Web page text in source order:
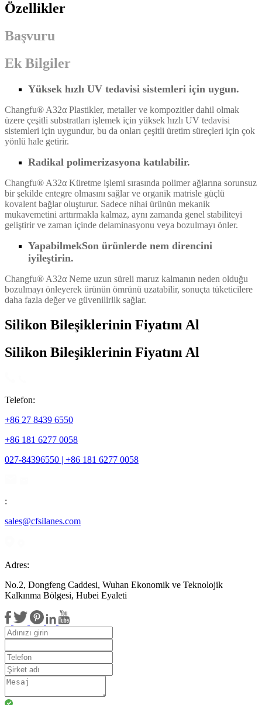
Özellikler
Başvuru
Ek Bilgiler
Yüksek hızlı UV tedavisi sistemleri için uygun.
Changfu® A32α Plastikler, metaller ve kompozitler dahil olmak
üzere çeşitli substratları işlemek için yüksek hızlı UV tedavisi
sistemleri için uygundur, bu da onları çeşitli üretim süreçleri için çok
yönlü hale getirir.
Radikal polimerizasyona katılabilir.
Changfu® A32α Küretme işlemi sırasında polimer ağlarına sorunsuz
bir şekilde entegre olmasını sağlar ve organik matrisle güçlü
kovalent bağlar oluşturur. Sadece nihai ürünün mekanik
mukavemetini arttırmakla kalmaz, aynı zamanda genel stabiliteyi
geliştirir ve zaman içinde delaminasyonu veya bozulmayı önler.
YapabilmekSon ürünlerde nem direncini
iyileştirin.
Changfu® A32α Neme uzun süreli maruz kalmanın neden olduğu
bozulmayı önleyerek ürünün ömrünü uzatabilir, sonuçta tüketicilere
daha fazla değer ve güvenilirlik sağlar.
Silikon Bileşiklerinin Fiyatını Al
Silikon Bileşiklerinin Fiyatını Al
Telefon:
+86 27 8439 6550
+86 181 6277 0058
027-84396550 | +86 181 6277 0058
:
sales@cfsilanes.com
Adres:
No.2, Dongfeng Caddesi, Wuhan Ekonomik ve Teknolojik
Kalkınma Bölgesi, Hubei Eyaleti